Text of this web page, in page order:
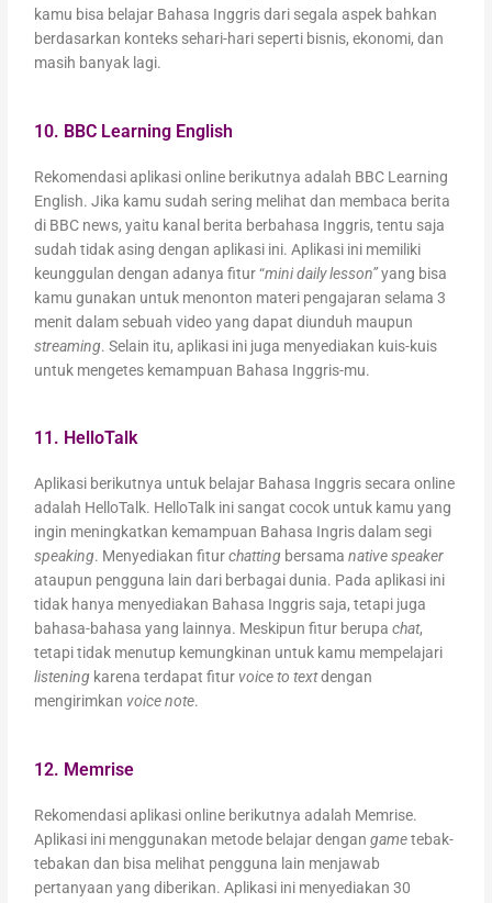
kamu bisa belajar Bahasa Inggris dari segala aspek bahkan
berdasarkan konteks sehari-hari seperti bisnis, ekonomi, dan
masih banyak lagi.
10. BBC Learning English
Rekomendasi aplikasi online berikutnya adalah BBC Learning
English. Jika kamu sudah sering melihat dan membaca berita
di BBC news, yaitu kanal berita berbahasa Inggris, tentu saja
sudah tidak asing dengan aplikasi ini. Aplikasi ini memiliki
keunggulan dengan adanya fitur “mini daily lesson”yang bisa
kamu gunakan untuk menonton materi pengajaran selama 3
menit dalam sebuah video yang dapat diunduh maupun
streaming. Selain itu, aplikasi ini juga menyediakan kuis-kuis
untuk mengetes kemampuan Bahasa Inggris-mu.
11. HelloTalk
Aplikasi berikutnya untuk belajar Bahasa Inggris secara online
adalah HelloTalk. HelloTalk ini sangat cocok untuk kamu yang
ingin meningkatkan kemampuan Bahasa Ingris dalam segi
speaking. Menyediakan fiturchatting bersamanative speaker
ataupun pengguna lain dari berbagai dunia. Pada aplikasi ini
tidak hanya menyediakan Bahasa Inggris saja, tetapi juga
bahasa-bahasa yang lainnya. Meskipun fitur berupachat,
tetapi tidak menutup kemungkinan untuk kamu mempelajari
listening karena terdapat fitur voice to textdengan
mengirimkan voice note.
12. Memrise
Rekomendasi aplikasi online berikutnya adalah Memrise.
Aplikasi ini menggunakan metode belajar dengangametebak-
tebakan dan bisa melihat pengguna lain menjawab
pertanyaan yang diberikan. Aplikasi ini menyediakan 30